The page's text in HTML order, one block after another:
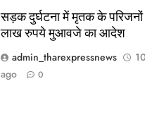
सड़क दुर्घटना में मृतक के
लाख रुपये मुआवजे का आदेश
admin_tharexpressnews
ago
0